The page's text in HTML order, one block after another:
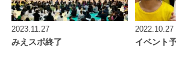
2023.11.27
みえスポ終了
2022.10.27
イベント